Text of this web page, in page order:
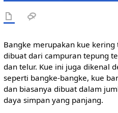
Bangke merupakan kue
dibuat dari campuran tepung
dan telur. Kue ini juga dikenal
seperti bangke-bangke, kue
dan biasanya dibuat dalam
daya simpan yang panjang.